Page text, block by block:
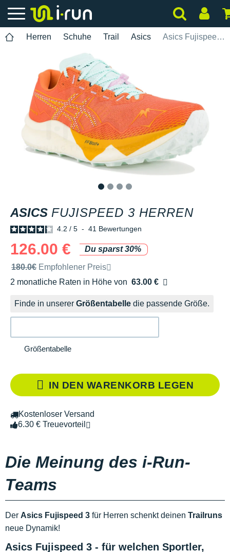
Herren Schuhe Trail Asics Asics Fujispeed 3 Herren
ASICS FUJISPEED 3 HERREN
4.2 / 5 - 41 Bewertungen
126.00 €
Du sparst 30%
Unverbindliche Preisempfehlung der Marke
180.0€ Empfohlener Preis
2 monatliche Raten in Höhe von 63.00 €
Ohne Zusatzkosten
Finde in unserer Größentabelle die passende Größe.
Größentabelle
IN DEN WARENKORB LEGEN
Kostenloser Versand
6.30 € Treuevorteil
Die Meinung des i-Run-
Teams
Der Asics Fujispeed 3 für Herren schenkt deinen Trailruns
neue Dynamik!
Asics Fujispeed 3 - für welchen Sportler,